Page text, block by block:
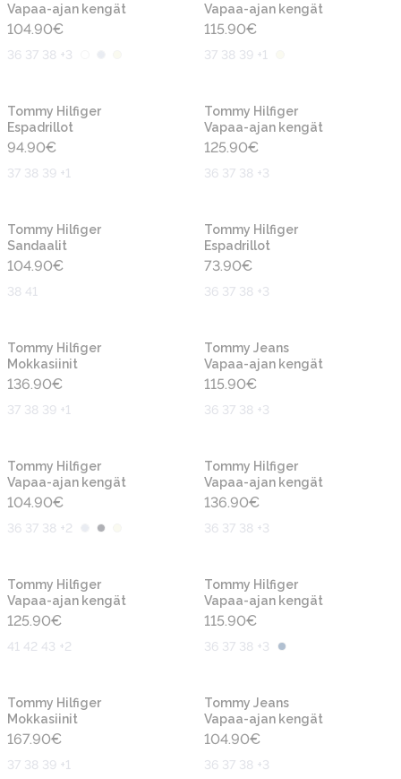
Vapaa-ajan kengät
104.90€
36 37 38 +3
Vapaa-ajan kengät
115.90€
37 38 39 +1
Tommy Hilfiger
Espadrillot
94.90€
37 38 39 +1
Tommy Hilfiger
Vapaa-ajan kengät
125.90€
36 37 38 +3
Tommy Hilfiger
Sandaalit
104.90€
38 41
Tommy Hilfiger
Espadrillot
73.90€
36 37 38 +3
Tommy Hilfiger
Mokkasiinit
136.90€
37 38 39 +1
Tommy Jeans
Vapaa-ajan kengät
115.90€
36 37 38 +3
Tommy Hilfiger
Vapaa-ajan kengät
104.90€
36 37 38 +2
Tommy Hilfiger
Vapaa-ajan kengät
136.90€
36 37 38 +3
Tommy Hilfiger
Vapaa-ajan kengät
125.90€
41 42 43 +2
Tommy Hilfiger
Vapaa-ajan kengät
115.90€
36 37 38 +3
Tommy Hilfiger
Mokkasiinit
167.90€
37 38 39 +1
Tommy Jeans
Vapaa-ajan kengät
104.90€
36 37 38 +3